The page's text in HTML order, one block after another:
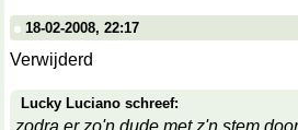
18-02-2008, 22:17
Verwijderd
Lucky Luciano schreef:
zodra er zo'n dude met z'n stem